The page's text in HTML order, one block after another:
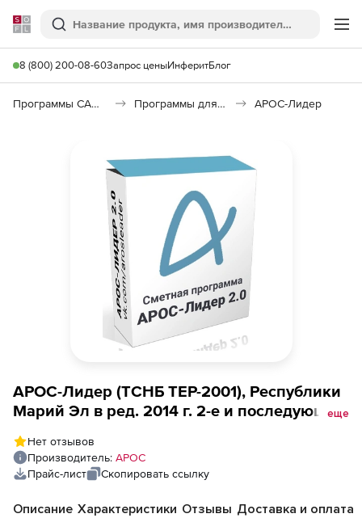
Softline
Поиск
8 (800) 200-08-60Запрос ценыИнферитБлог
Программы САПР и ГИС Программы для документооборота АРОС-Лидер
АРОС-Лидер (ТСНБ ТЕР-2001), Республики
Марий Эл в ред. 2014 г. 2-е и последующие
еще
Нет отзывов
Производитель: АРОС
Прайс-лист
Скопировать ссылку
Описание Характеристики Отзывы Доставка и оплата